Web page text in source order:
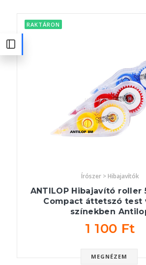
RAKTÁRON
Írószer > Hibajavítók
ANTILOP Hibajavító roller
Compact áttetszó test
színekben
1 100 Ft
MEGNÉZEM